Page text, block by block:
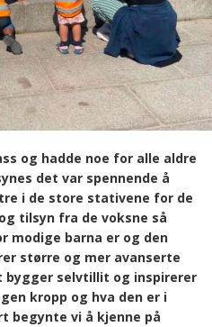
og hadde noe for alle aldre
det var spennende å
i de store stativene for de
tilsyn fra de voksne så
modige barna er og den
større og mer avanserte
selvtillit og inspirerer
kropp og hva den er i
begynte vi å kjenne på